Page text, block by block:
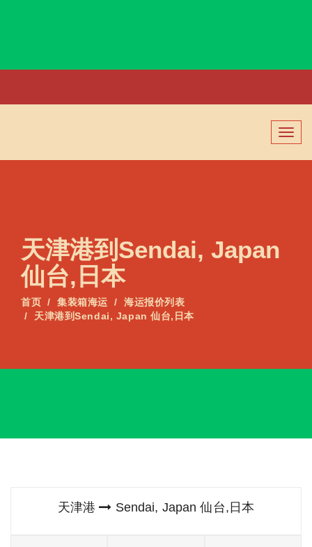
切
换
导
天津港到Sendai, Japan
仙台,日本
首页 集装箱海运
海运报价列表
天津港到Sendai, Japan 仙台,日本
天津港 Sendai, Japan 仙台,日本